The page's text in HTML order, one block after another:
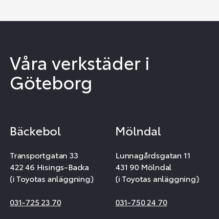
Våra verkstäder i
Göteborg
Bäckebol
Transportgatan 33
422 46 Hisings-Backa
(i Toyotas anläggning)
031-725 23 70
Mölndal
Lunnagårdsgatan 11
431 90 Mölndal
(i Toyotas anläggning)
031-750 24 70